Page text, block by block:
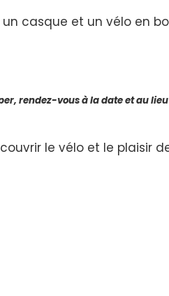
casque et un vélo en
rendez-vous à la date et au
le vélo et le plaisir